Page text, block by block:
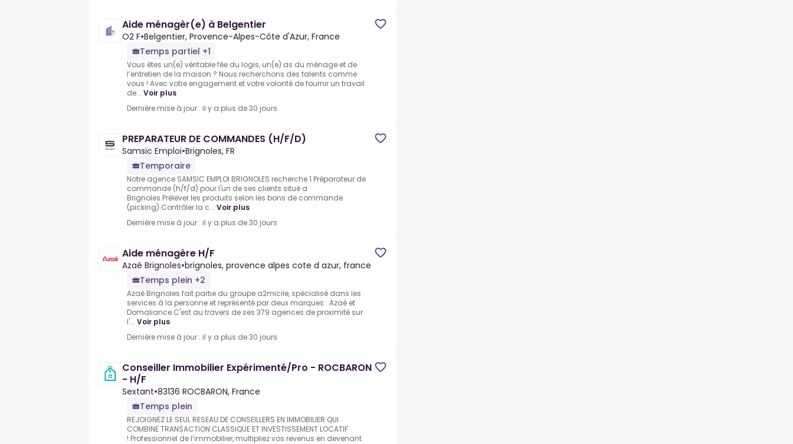
Aide ménagèr(e) à Belgentier
O2 F•Belgentier, Provence-Alpes-Côte d'Azur, France
Temps partiel +1
Vous êtes un(e) véritable fée du logis, un(e) as du ménage et de
l’entretien de la maison ? Nous recherchons des talents comme
vous ! Avec votre engagement et votre volonté de fournir un travail
de... Voir plus
Dernière mise à jour : il y a plus de 30 jours
PREPARATEUR DE COMMANDES (H/F/D)
Samsic Emploi•Brignoles, FR
Temporaire
Notre agence SAMSIC EMPLOI BRIGNOLES recherche 1 Préparateur de
commande (h/f/d) pour l'un de ses clients situé a
Brignoles.Prélever les produits selon les bons de commande
(picking).Contrôler la c... Voir plus
Dernière mise à jour : il y a plus de 30 jours
Aide ménagère H/F
Azaé Brignoles•brignoles, provence alpes cote d azur, france
Temps plein +2
Azaé Brignoles fait partie du groupe a2micile, spécialisé dans les
services à la personne et représenté par deux marques : Azaé et
Domaliance.C'est au travers de ses 379 agences de proximité sur
l'... Voir plus
Dernière mise à jour : il y a plus de 30 jours
Conseiller Immobilier Expérimenté/Pro - ROCBARON
- H/F
Sextant•83136 ROCBARON, France
Temps plein
REJOIGNEZ LE SEUL RESEAU DE CONSEILLERS EN IMMOBILIER QUI
COMBINE TRANSACTION CLASSIQUE ET INVESTISSEMENT LOCATIF
!.Professionnel de l’immobilier, multipliez vos revenus en devenant